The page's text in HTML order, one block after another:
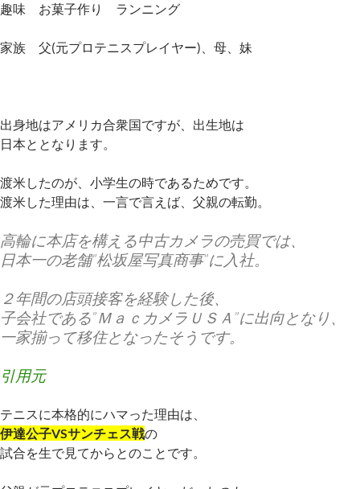
趣味 お菓子作り ランニング
家族 父(元プロテニスプレイヤー)、母、妹
出身地はアメリカ合衆国ですが、出生地は
日本ととなります。
渡米したのが、小学生の時であるためです。
渡米した理由は、一言で言えば、父親の転勤。
高輪に本店を構える中古カメラの売買では、
日本一の老舗”松坂屋写真商事”に入社。
２年間の店頭接客を経験した後、
子会社である”ＭａｃカメラＵＳＡ”に出向となり、
一家揃って移住となったそうです。
引用元
テニスに本格的にハマった理由は、
伊達公子VSサンチェス戦の
試合を生で見てからとのことです。